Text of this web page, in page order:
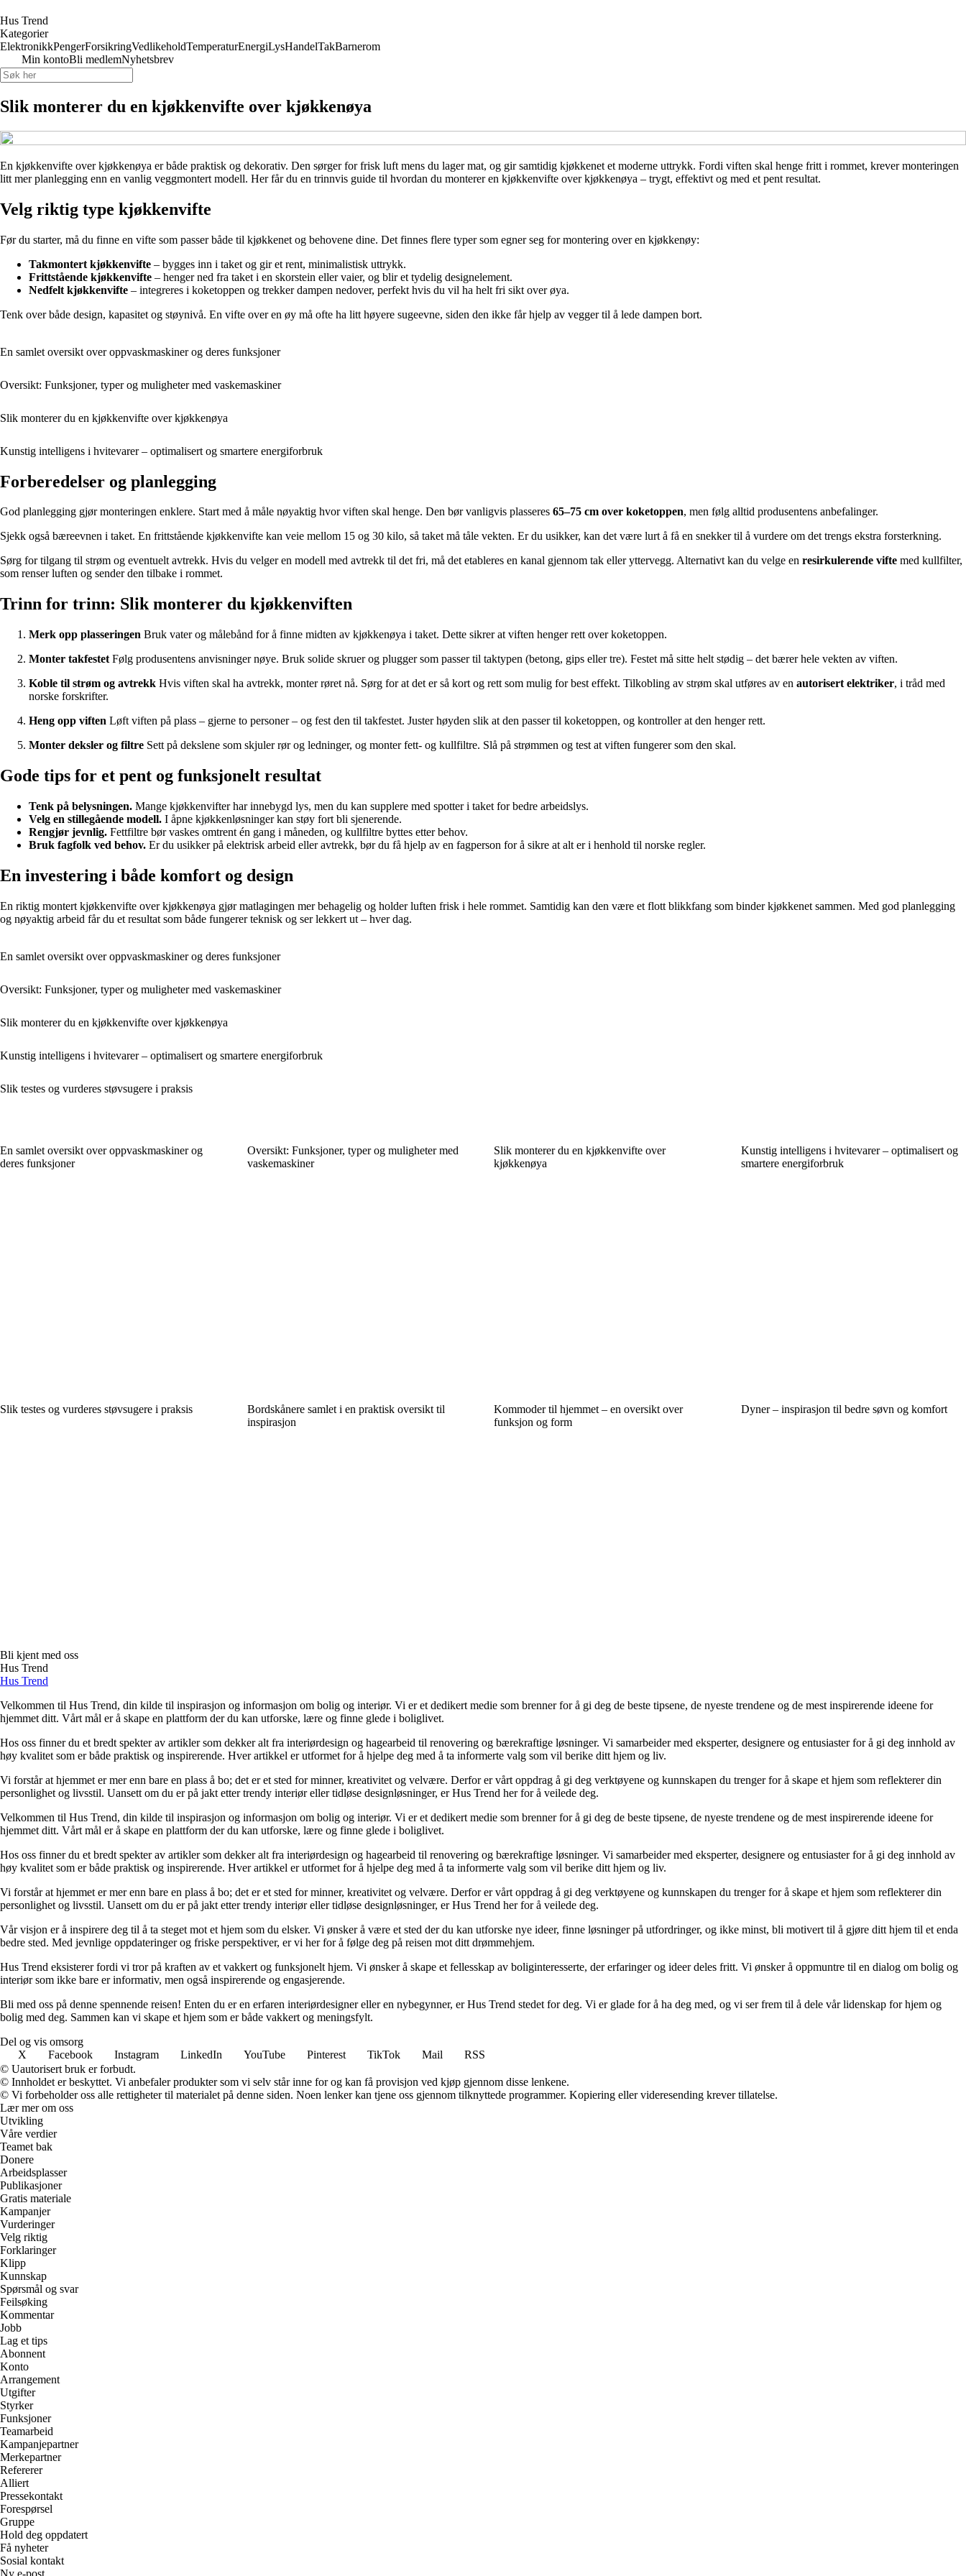
Hus Trend
Kategorier
ElektronikkPengerForsikringVedlikeholdTemperaturEnergiLysHandelTakBarnerom
Min kontoBli medlemNyhetsbrev
Slik monterer du en kjøkkenvifte over kjøkkenøya
En kjøkkenvifte over kjøkkenøya er både praktisk og dekorativ. Den sørger for frisk luft mens du lager mat, og gir samtidig kjøkkenet et moderne uttrykk. Fordi viften skal henge fritt i rommet, krever monteringen
litt mer planlegging enn en vanlig veggmontert modell. Her får du en trinnvis guide til hvordan du monterer en kjøkkenvifte over kjøkkenøya – trygt, effektivt og med et pent resultat.
Velg riktig type kjøkkenvifte
Før du starter, må du finne en vifte som passer både til kjøkkenet og behovene dine. Det finnes flere typer som egner seg for montering over en kjøkkenøy:
Takmontert kjøkkenvifte – bygges inn i taket og gir et rent, minimalistisk uttrykk.
Frittstående kjøkkenvifte – henger ned fra taket i en skorstein eller vaier, og blir et tydelig designelement.
Nedfelt kjøkkenvifte – integreres i koketoppen og trekker dampen nedover, perfekt hvis du vil ha helt fri sikt over øya.
Tenk over både design, kapasitet og støynivå. En vifte over en øy må ofte ha litt høyere sugeevne, siden den ikke får hjelp av vegger til å lede dampen bort.
En samlet oversikt over oppvaskmaskiner og deres funksjoner
Oversikt: Funksjoner, typer og muligheter med vaskemaskiner
Slik monterer du en kjøkkenvifte over kjøkkenøya
Kunstig intelligens i hvitevarer – optimalisert og smartere energiforbruk
Forberedelser og planlegging
God planlegging gjør monteringen enklere. Start med å måle nøyaktig hvor viften skal henge. Den bør vanligvis plasseres 65–75 cm over koketoppen, men følg alltid produsentens anbefalinger.
Sjekk også bæreevnen i taket. En frittstående kjøkkenvifte kan veie mellom 15 og 30 kilo, så taket må tåle vekten. Er du usikker, kan det være lurt å få en snekker til å vurdere om det trengs ekstra forsterkning.
Sørg for tilgang til strøm og eventuelt avtrekk. Hvis du velger en modell med avtrekk til det fri, må det etableres en kanal gjennom tak eller yttervegg. Alternativt kan du velge en resirkulerende vifte med kullfilter,
som renser luften og sender den tilbake i rommet.
Trinn for trinn: Slik monterer du kjøkkenviften
Merk opp plasseringen Bruk vater og målebånd for å finne midten av kjøkkenøya i taket. Dette sikrer at viften henger rett over koketoppen.
Monter takfestet Følg produsentens anvisninger nøye. Bruk solide skruer og plugger som passer til taktypen (betong, gips eller tre). Festet må sitte helt stødig – det bærer hele vekten av viften.
Koble til strøm og avtrekk Hvis viften skal ha avtrekk, monter røret nå. Sørg for at det er så kort og rett som mulig for best effekt. Tilkobling av strøm skal utføres av en autorisert elektriker, i tråd med
norske forskrifter.
Heng opp viften Løft viften på plass – gjerne to personer – og fest den til takfestet. Juster høyden slik at den passer til koketoppen, og kontroller at den henger rett.
Monter deksler og filtre Sett på dekslene som skjuler rør og ledninger, og monter fett- og kullfiltre. Slå på strømmen og test at viften fungerer som den skal.
Gode tips for et pent og funksjonelt resultat
Tenk på belysningen. Mange kjøkkenvifter har innebygd lys, men du kan supplere med spotter i taket for bedre arbeidslys.
Velg en stillegående modell. I åpne kjøkkenløsninger kan støy fort bli sjenerende.
Rengjør jevnlig. Fettfiltre bør vaskes omtrent én gang i måneden, og kullfiltre byttes etter behov.
Bruk fagfolk ved behov. Er du usikker på elektrisk arbeid eller avtrekk, bør du få hjelp av en fagperson for å sikre at alt er i henhold til norske regler.
En investering i både komfort og design
En riktig montert kjøkkenvifte over kjøkkenøya gjør matlagingen mer behagelig og holder luften frisk i hele rommet. Samtidig kan den være et flott blikkfang som binder kjøkkenet sammen. Med god planlegging
og nøyaktig arbeid får du et resultat som både fungerer teknisk og ser lekkert ut – hver dag.
En samlet oversikt over oppvaskmaskiner og deres funksjoner
Oversikt: Funksjoner, typer og muligheter med vaskemaskiner
Slik monterer du en kjøkkenvifte over kjøkkenøya
Kunstig intelligens i hvitevarer – optimalisert og smartere energiforbruk
Slik testes og vurderes støvsugere i praksis
En samlet oversikt over oppvaskmaskiner og
deres funksjoner
Oversikt: Funksjoner, typer og muligheter med
vaskemaskiner
Slik monterer du en kjøkkenvifte over
kjøkkenøya
Kunstig intelligens i hvitevarer – optimalisert og
smartere energiforbruk
Slik testes og vurderes støvsugere i praksis
Bordskånere samlet i en praktisk oversikt til
inspirasjon
Kommoder til hjemmet – en oversikt over
funksjon og form
Dyner – inspirasjon til bedre søvn og komfort
Bli kjent med oss
Hus Trend
Hus Trend
Velkommen til Hus Trend, din kilde til inspirasjon og informasjon om bolig og interiør. Vi er et dedikert medie som brenner for å gi deg de beste tipsene, de nyeste trendene og de mest inspirerende ideene for
hjemmet ditt. Vårt mål er å skape en plattform der du kan utforske, lære og finne glede i boliglivet.
Hos oss finner du et bredt spekter av artikler som dekker alt fra interiørdesign og hagearbeid til renovering og bærekraftige løsninger. Vi samarbeider med eksperter, designere og entusiaster for å gi deg innhold av
høy kvalitet som er både praktisk og inspirerende. Hver artikkel er utformet for å hjelpe deg med å ta informerte valg som vil berike ditt hjem og liv.
Vi forstår at hjemmet er mer enn bare en plass å bo; det er et sted for minner, kreativitet og velvære. Derfor er vårt oppdrag å gi deg verktøyene og kunnskapen du trenger for å skape et hjem som reflekterer din
personlighet og livsstil. Uansett om du er på jakt etter trendy interiør eller tidløse designløsninger, er Hus Trend her for å veilede deg.
Velkommen til Hus Trend, din kilde til inspirasjon og informasjon om bolig og interiør. Vi er et dedikert medie som brenner for å gi deg de beste tipsene, de nyeste trendene og de mest inspirerende ideene for
hjemmet ditt. Vårt mål er å skape en plattform der du kan utforske, lære og finne glede i boliglivet.
Hos oss finner du et bredt spekter av artikler som dekker alt fra interiørdesign og hagearbeid til renovering og bærekraftige løsninger. Vi samarbeider med eksperter, designere og entusiaster for å gi deg innhold av
høy kvalitet som er både praktisk og inspirerende. Hver artikkel er utformet for å hjelpe deg med å ta informerte valg som vil berike ditt hjem og liv.
Vi forstår at hjemmet er mer enn bare en plass å bo; det er et sted for minner, kreativitet og velvære. Derfor er vårt oppdrag å gi deg verktøyene og kunnskapen du trenger for å skape et hjem som reflekterer din
personlighet og livsstil. Uansett om du er på jakt etter trendy interiør eller tidløse designløsninger, er Hus Trend her for å veilede deg.
Vår visjon er å inspirere deg til å ta steget mot et hjem som du elsker. Vi ønsker å være et sted der du kan utforske nye ideer, finne løsninger på utfordringer, og ikke minst, bli motivert til å gjøre ditt hjem til et enda
bedre sted. Med jevnlige oppdateringer og friske perspektiver, er vi her for å følge deg på reisen mot ditt drømmehjem.
Hus Trend eksisterer fordi vi tror på kraften av et vakkert og funksjonelt hjem. Vi ønsker å skape et fellesskap av boliginteresserte, der erfaringer og ideer deles fritt. Vi ønsker å oppmuntre til en dialog om bolig og
interiør som ikke bare er informativ, men også inspirerende og engasjerende.
Bli med oss på denne spennende reisen! Enten du er en erfaren interiørdesigner eller en nybegynner, er Hus Trend stedet for deg. Vi er glade for å ha deg med, og vi ser frem til å dele vår lidenskap for hjem og
bolig med deg. Sammen kan vi skape et hjem som er både vakkert og meningsfylt.
Del og vis omsorg
X
Facebook Instagram LinkedIn YouTube Pinterest TikTok Mail
RSS
© Uautorisert bruk er forbudt.
© Innholdet er beskyttet. Vi anbefaler produkter som vi selv står inne for og kan få provisjon ved kjøp gjennom disse lenkene.
© Vi forbeholder oss alle rettigheter til materialet på denne siden. Noen lenker kan tjene oss gjennom tilknyttede programmer. Kopiering eller videresending krever tillatelse.
Lær mer om oss
Utvikling
Våre verdier
Teamet bak
Donere
Arbeidsplasser
Publikasjoner
Gratis materiale
Kampanjer
Vurderinger
Velg riktig
Forklaringer
Klipp
Kunnskap
Spørsmål og svar
Feilsøking
Kommentar
Jobb
Lag et tips
Abonnent
Konto
Arrangement
Utgifter
Styrker
Funksjoner
Teamarbeid
Kampanjepartner
Merkepartner
Refererer
Alliert
Pressekontakt
Forespørsel
Gruppe
Hold deg oppdatert
Få nyheter
Sosial kontakt
Ny e-post